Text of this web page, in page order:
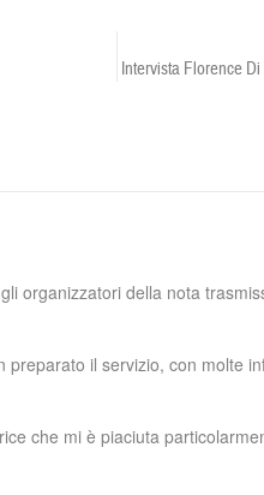
Intervista Florence
organizzatori della nota
preparato il servizio, con molte
che mi è piaciuta